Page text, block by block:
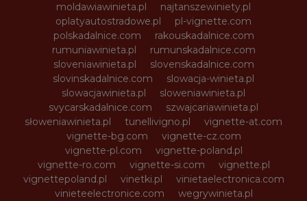
moldawiawinieta.pl
najtanszewiniety.pl
oplatyautostradowe.pl
pl-vignette.com
polskadalnice.com
rakouskadalnice.com
rumuniawinieta.pl
rumunskadalnice.com
sloveniawinieta.pl
slovenskadalnice.com
slovinskadalnice.com
slowacja-winieta.pl
slowacjawinieta.pl
sloweniawinieta.pl
svycarskadalnice.com
szwajcariawinieta.pl
słoweniawinieta.pl
tunellivigno.pl
vignette-at.com
vignette-bg.com
vignette-cz.com
vignette-pl.com
vignette-poland.pl
vignette-ro.com
vignette-si.com
vignette.pl
vignettepoland.pl
vinetki.pl
vinietaelectronica.com
vinieteelectronice.com
wegrywinieta.pl